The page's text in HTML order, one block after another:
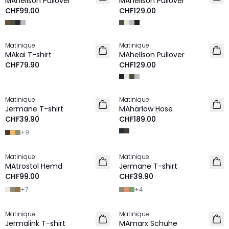
NEU
CHF99.00
CHF129.00
NEU
Matinique
MAkai T-shirt
CHF79.90
NEU
Matinique
MAhellson Pullover
CHF129.00
2 für 60 CHF
NEU
Matinique
Jermane T-shirt
CHF39.90
+9
NEU
Matinique
MAharlow Hose
CHF189.00
2 für 190 CHF
NEU
Matinique
MAtrostol Hemd
CHF99.00
+7
2 für 60 CHF
NEU
Matinique
Jermane T-shirt
CHF39.90
+4
2 für 60 CHF
Matinique
Jermalink T-shirt
NEU
Matinique
MAmarx Schuhe